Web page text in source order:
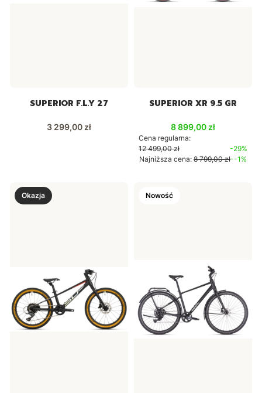
SUPERIOR F.L.Y 27
Cena
3 299,00 zł
SUPERIOR XR 9.5 GR
Cena promocyjna
8 899,00 zł
Cena regularna:
12 499,00 zł
-29%
Najniższa cena: 8 799,00 zł--1%
Okazja Nowość